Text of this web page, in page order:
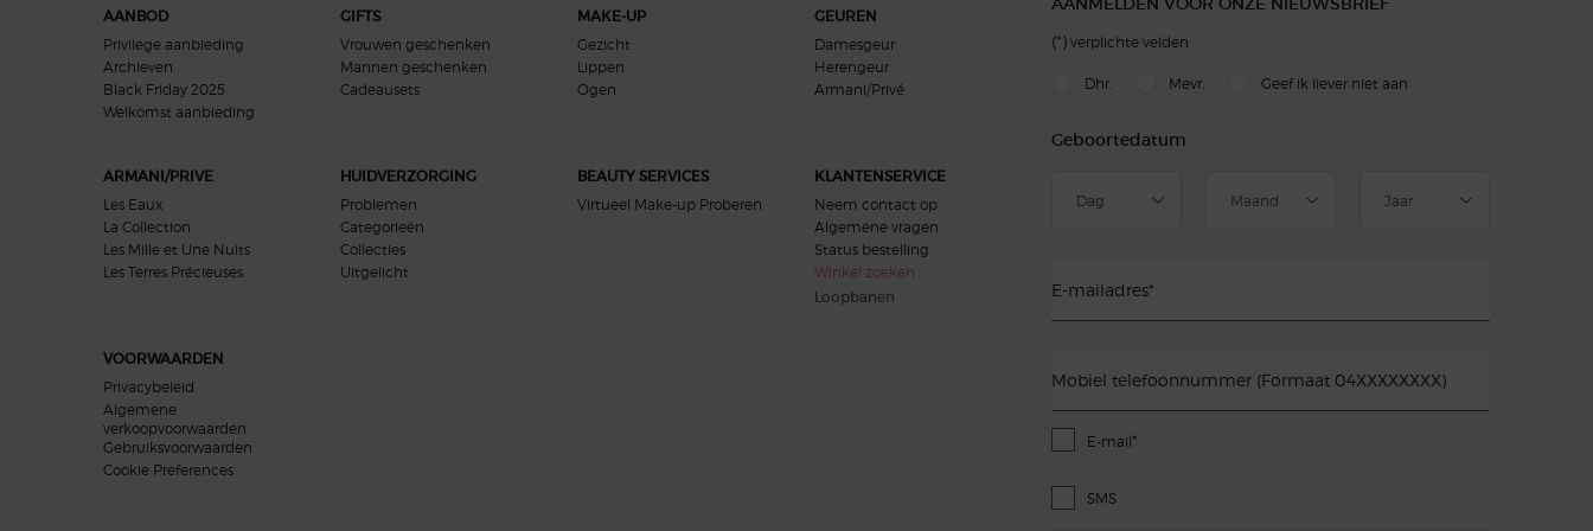
AANBOD
Privilege aanbieding
Archieven
Black Friday 2025
Welkomst aanbieding​
GIFTS
Vrouwen geschenken
Mannen geschenken
Cadeausets
MAKE-UP
Gezicht
Lippen
Ogen
GEUREN
Damesgeur
Herengeur
Armani/Privé
ARMANI/PRIVE
Les Eaux
La Collection
Les Mille et Une Nuits
Les Terres Précieuses
HUIDVERZORGING
Problemen
Categorieën
Collecties
Uitgelicht
BEAUTY SERVICES
Virtueel Make-up Proberen
KLANTENSERVICE
Neem contact op
Algemene vragen
Status bestelling
Winkel zoeken
Loopbanen
VOORWAARDEN
Privacybeleid
Algemene
verkoopvoorwaarden
Gebruiksvoorwaarden
Cookie Preferences
(*) verplichte velden
newslettersignup.title.legend
Dhr. Mevr. Geef ik liever niet aan
Geboortedatum
E-mailadres*
Mobiel telefoonnummer (Formaat 04XXXXXXXX)
E-mail*
SMS